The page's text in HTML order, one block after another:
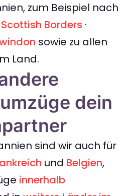
zum Beispiel nach
Scottish Borders ·
sowie zu allen
Land.
dein
sind wir auch für
und Belgien,
innerhalb